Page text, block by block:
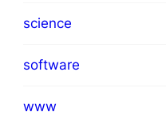
science
software
www